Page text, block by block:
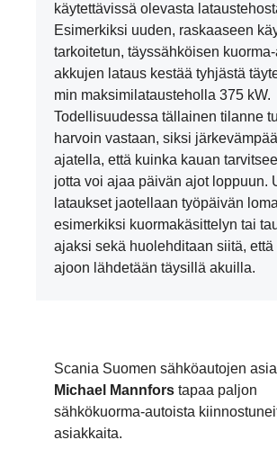
käytettävissä olevasta
Esimerkiksi uuden, raskaaseen
tarkoitetun, täyssähköisen
akkujen lataus kestää tyhjästä
min maksimilatausteholla 375 kW.
Todellisuudessa tällainen tilanne
harvoin vastaan, siksi
ajatella, että kuinka kauan
jotta voi ajaa päivän ajot loppuun.
lataukset jaotellaan työpäivän
esimerkiksi kuormakäsittelyn tai
ajaksi sekä huolehditaan siitä, että
ajoon lähdetään täysillä akuilla.
Scania Suomen sähköautojen
Michael Mannfors tapaa paljon
sähkökuorma-autoista
asiakkaita.